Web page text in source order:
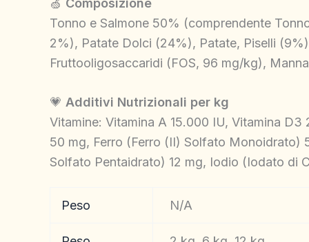
Tonno e Salmone 50% (comprendente
2%), Patate Dolci (24%), Patate, Piselli
Fruttooligosaccaridi (FOS, 96 mg/kg),
💗 Additivi Nutrizionali per kg
Vitamine: Vitamina A 15.000 IU, Vitamina
50 mg, Ferro (Ferro (II) Solfato Monoidrato)
Solfato Pentaidrato) 12 mg, Iodio (Iodato di
Peso N/A